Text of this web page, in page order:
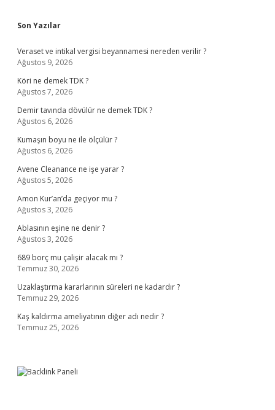
Sidebar
Son Yazılar
Veraset ve intikal vergisi beyannamesi nereden verilir ?
Ağustos 9, 2026
Köri ne demek TDK ?
Ağustos 7, 2026
Demir tavında dövülür ne demek TDK ?
Ağustos 6, 2026
Kumaşın boyu ne ile ölçülür ?
Ağustos 6, 2026
Avene Cleanance ne işe yarar ?
Ağustos 5, 2026
Amon Kur’an’da geçiyor mu ?
Ağustos 3, 2026
Ablasının eşine ne denir ?
Ağustos 3, 2026
689 borç mu çalişir alacak mı ?
Temmuz 30, 2026
Uzaklaştırma kararlarının süreleri ne kadardır ?
Temmuz 29, 2026
Kaş kaldırma ameliyatının diğer adı nedir ?
Temmuz 25, 2026